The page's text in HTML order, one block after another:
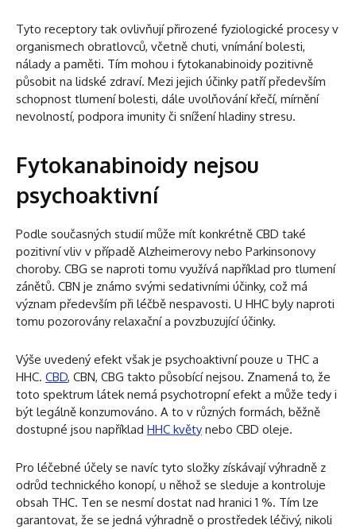
Tyto receptory tak ovlivňují přirozené fyziologické procesy v
organismech obratlovců, včetně chuti, vnímání bolesti,
nálady a paměti. Tím mohou i fytokanabinoidy pozitivně
působit na lidské zdraví. Mezi jejich účinky patří především
schopnost tlumení bolesti, dále uvolňování křečí, mírnění
nevolností, podpora imunity či snížení hladiny stresu.
Fytokanabinoidy nejsou
psychoaktivní
Podle současných studií může mít konkrétně CBD také
pozitivní vliv v případě Alzheimerovy nebo Parkinsonovy
choroby. CBG se naproti tomu využívá například pro tlumení
zánětů. CBN je známo svými sedativními účinky, což má
význam především při léčbě nespavosti. U HHC byly naproti
tomu pozorovány relaxační a povzbuzující účinky.
Výše uvedený efekt však je psychoaktivní pouze u THC a
HHC. CBD, CBN, CBG takto působící nejsou. Znamená to, že
toto spektrum látek nemá psychotropní efekt a může tedy i
být legálně konzumováno. A to v různých formách, běžně
dostupné jsou například HHC květy nebo CBD oleje.
Pro léčebné účely se navíc tyto složky získávají výhradně z
odrůd technického konopí, u něhož se sleduje a kontroluje
obsah THC. Ten se nesmí dostat nad hranici 1 %. Tím lze
garantovat, že se jedná výhradně o prostředek léčivý, nikoli